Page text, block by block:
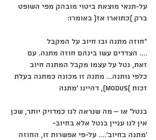
על-תנאי מוצאת ביטוי מובהק מפי השופט
ברק )כתוארו אז( באומרו:
"חוזה מתנה ובו חיוב על המקבל
.... הצדדים עשו בינהם חוזה מתנה. עם
זאת, נטל על עצמו מקבל המתנה חיוב
כלפי נותנה... מתנה זו מכונה כמתנה בעלת
זכות )modus), דהיינו 'מתנה
בנטל' או – מה שנראה לנו כמדויק יותר, שכן
אין לנו עניין בנטל אלא בחיוב-
'מתנה בחיוב'.... על-פי אפשרות זו, החוזה